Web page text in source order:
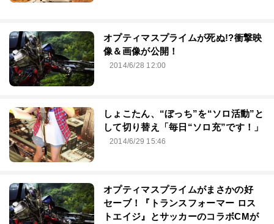
オプティマスプライムが死ぬ!?衝撃映
像＆画像が公開！
2014/6/28 12:00
しょこたん、“ぼっち”を“ソロ活動”と
して切り替え「毎日“ソロ充”です！」
2014/6/29 15:46
オプティマスプライムがまさかの好
セーブ！『トランスフォーマー ロス
トエイジ』とサッカーのコラボCMが